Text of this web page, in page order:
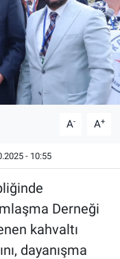
A- A+
- 10:55
Derneği
kahvaltı
dayanışma